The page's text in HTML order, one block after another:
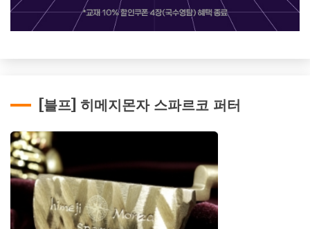
[블프] 히메지몬자 스파르코 퍼터